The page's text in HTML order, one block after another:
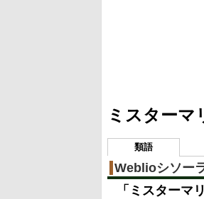
ミスターマ
類語
Weblioシソー
「 ミスターマ